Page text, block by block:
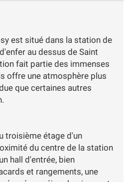
est situé dans la station de
au dessus de Saint
fait partie des immenses
offre une atmosphère plus
que certaines autres
troisième étage d'un
du centre de la station
hall d'entrée, bien
et rangements, une